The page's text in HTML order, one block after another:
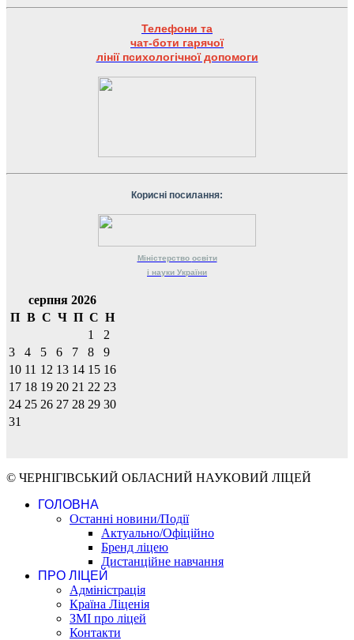
Телефони та
чат-боти гарячої
лінії психологічної допомоги
Корисні посилання:
Міністерство освіти
і науки України
серпня 2026
П В С Ч П С Н
1
2
3
4 5 6 7 8
9
10 11 12 13 14 15 16
17 18 19 20 21 22 23
24 25 26 27 28 29 30
31
© ЧЕРНІГІВСЬКИЙ ОБЛАСНИЙ НАУКОВИЙ ЛІЦЕЙ
ГОЛОВНА
Останні новини/Події
Актуально/Офіційно
Бренд ліцею
Дистанційне навчання
ПРО ЛІЦЕЙ
Адміністрація
Країна Ліценія
ЗМІ про ліцей
Контакти